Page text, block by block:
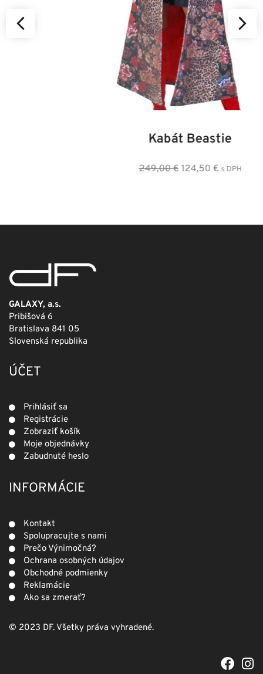
Kabát Beastie
Pôvodná
124,50€Aktuálna
s DPH
GALAXY, a.s.
Pribišová 6
Bratislava 841 05
Slovenská republika
ÚČET
Prihlásiť sa
Registrácie
Zobraziť košík
Moje objednávky
Zabudnuté heslo
INFORMÁCIE
Kontakt
Spolupracujte s nami
Prečo Výnimočná?
Ochrana osobných údajov
Obchodné podmienky
Reklamácie
Ako sa zmerať?
© 2023 DF. Všetky práva vyhradené.
F
a
I
n